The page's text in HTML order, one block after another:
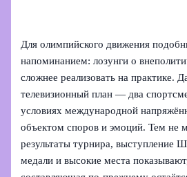
Для олимпийского движения
напоминанием: лозунги о
сложнее реализовать на практике.
телевизионный план — два
условиях международной
объектом споров и эмоций. Тем не
результаты турнира, выступление
медали и высокие места